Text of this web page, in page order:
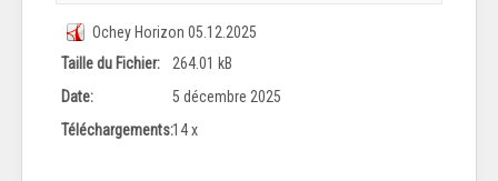
Ochey Horizon 05.12.2025
Taille du Fichier:
264.01 kB
Date:
5 décembre 2025
Téléchargements:14 x